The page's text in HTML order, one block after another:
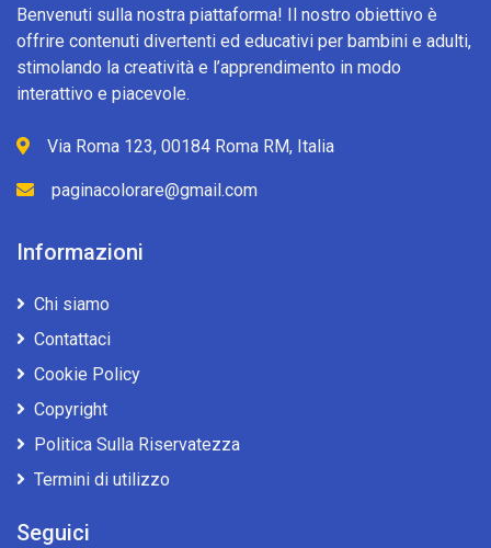
Benvenuti sulla nostra piattaforma! Il nostro obiettivo è
offrire contenuti divertenti ed educativi per bambini e adulti,
stimolando la creatività e l’apprendimento in modo
interattivo e piacevole.
Via Roma 123, 00184 Roma RM, Italia
paginacolorare@gmail.com
Informazioni
Chi siamo
Contattaci
Cookie Policy
Copyright
Politica Sulla Riservatezza
Termini di utilizzo
Seguici